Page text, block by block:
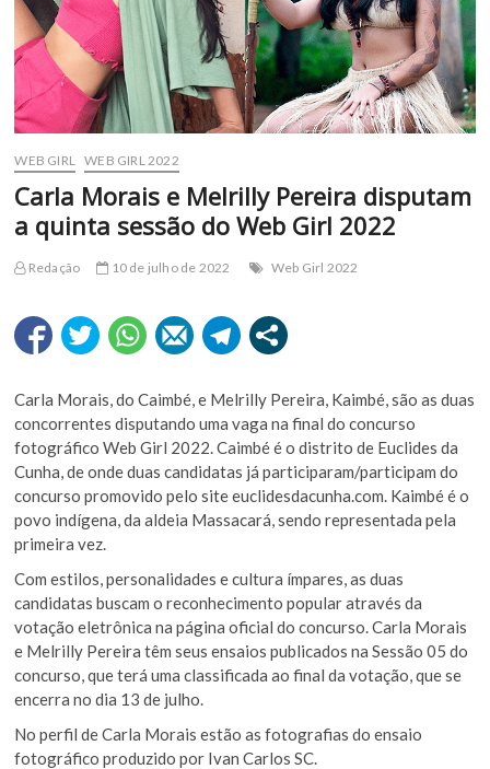
WEB GIRL WEB GIRL 2022
Carla Morais e Melrilly Pereira disputam
a quinta sessão do Web Girl 2022
Redação 10 de julho de 2022 Web Girl 2022
Carla Morais, do Caimbé, e Melrilly Pereira, Kaimbé, são as duas
concorrentes disputando uma vaga na final do concurso
fotográfico Web Girl 2022. Caimbé é o distrito de Euclides da
Cunha, de onde duas candidatas já participaram/participam do
concurso promovido pelo site euclidesdacunha.com. Kaimbé é o
povo indígena, da aldeia Massacará, sendo representada pela
primeira vez.
Com estilos, personalidades e cultura ímpares, as duas
candidatas buscam o reconhecimento popular através da
votação eletrônica na página oficial do concurso. Carla Morais
e Melrilly Pereira têm seus ensaios publicados na Sessão 05 do
concurso, que terá uma classificada ao final da votação, que se
encerra no dia 13 de julho.
No perfil de Carla Morais estão as fotografias do ensaio
fotográfico produzido por Ivan Carlos SC.